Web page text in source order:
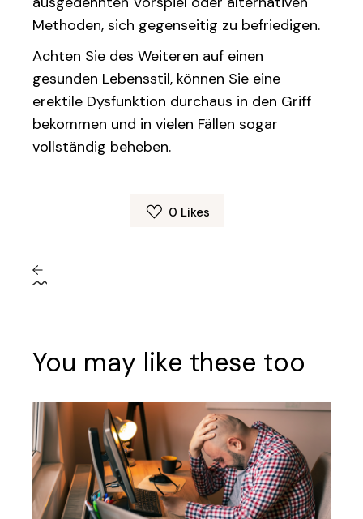
Methoden, sich gegenseitig zu befriedigen.
Achten Sie des Weiteren auf einen
gesunden Lebensstil, können Sie eine
erektile Dysfunktion durchaus in den Griff
bekommen und in vielen Fällen sogar
vollständig beheben.
0 Likes
You may like these too